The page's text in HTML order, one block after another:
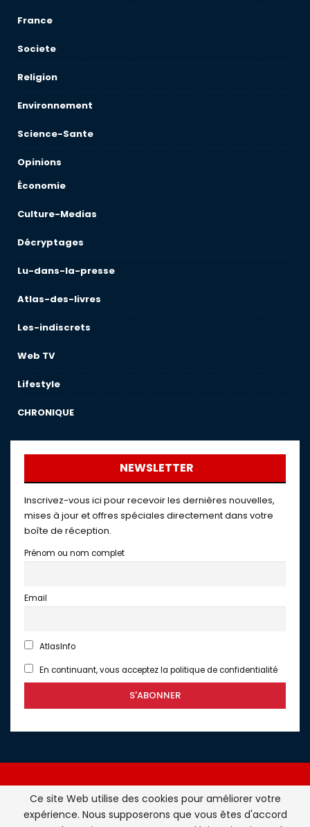
France
Societe
Religion
Environnement
Science-Sante
Opinions
Économie
Culture-Medias
Décryptages
Lu-dans-la-presse
Atlas-des-livres
Les-indiscrets
Web TV
Lifestyle
CHRONIQUE
NEWSLETTER
Inscrivez-vous ici pour recevoir les dernières nouvelles,
mises à jour et offres spéciales directement dans votre
boîte de réception.
Prénom ou nom complet
Email
AtlasInfo
En continuant, vous acceptez la politique de confidentialité
Atlasinfo.fr : l'essentiel de l'actualité de la France et du
Ce site Web utilise des cookies pour améliorer votre
expérience. Nous supposerons que vous êtes d'accord